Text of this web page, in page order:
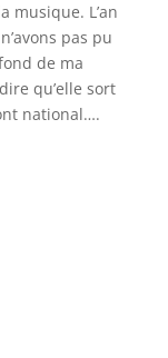
musique. L’an
pas pu
de ma
qu’elle sort
national….